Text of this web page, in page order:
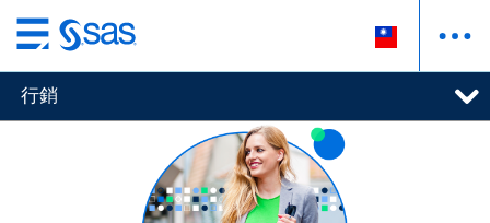
跳
至
主
要
行銷